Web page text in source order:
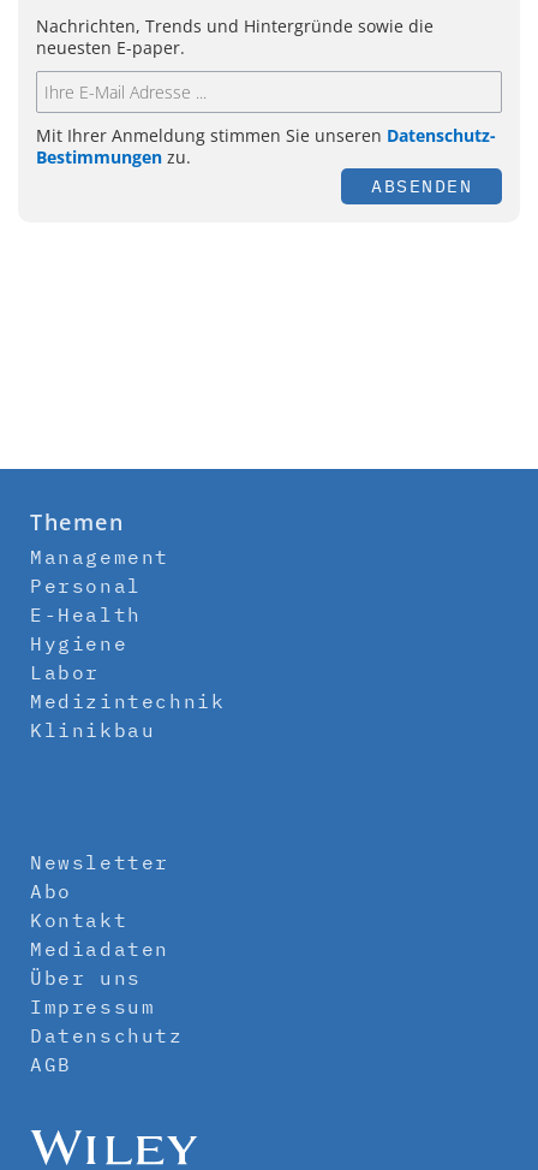
Nachrichten, Trends und Hintergründe sowie die
neuesten E-paper.
Mit Ihrer Anmeldung stimmen Sie unseren Datenschutz-
Bestimmungen zu.
ABSENDEN
Themen
Management
Personal
E-Health
Hygiene
Labor
Medizintechnik
Klinikbau
Newsletter
Abo
Kontakt
Mediadaten
Über uns
Impressum
Datenschutz
AGB